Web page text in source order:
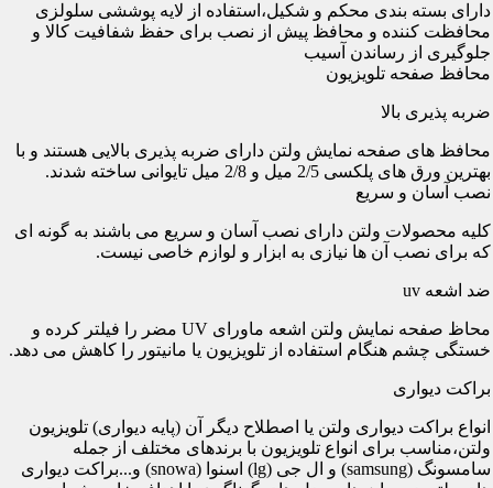
دارای بسته بندی محکم و شکیل،استفاده از لایه پوششی سلولزی
محافظت کننده و محافظ پیش از نصب برای حفظ شفافیت کالا و
جلوگیری از رساندن آسیب
محافظ صفحه تلویزیون
ضربه پذیری بالا
محافظ های صفحه نمایش ولتن دارای ضربه پذیری بالایی هستند و با
بهترین ورق های پلکسی 2/5 میل و 2/8 میل تایوانی ساخته شدند.
نصب آسان و سریع
کلیه محصولات ولتن دارای نصب آسان و سریع می باشند به گونه ای
که برای نصب آن ها نیازی به ابزار و لوازم خاصی نیست.
ضد اشعه uv
محاظ صفحه نمایش ولتن اشعه ماورای UV مضر را فیلتر کرده و
خستگی چشم هنگام استفاده از تلویزیون یا مانیتور را کاهش می دهد.
براکت دیواری
انواع براکت دیواری ولتن یا اصطلاح دیگر آن (پایه دیواری) تلویزیون
ولتن،مناسب برای انواع تلویزیون با برندهای مختلف از جمله
سامسونگ (samsung) و ال جی (lg) اسنوا (snowa) و...براکت دیواری